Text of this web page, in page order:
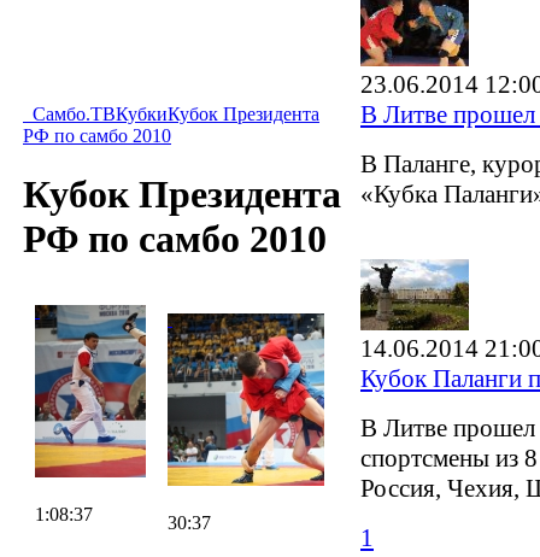
Самбо.ТВКубкиКубок Президента
РФ по самбо 2010
Кубок Президента
РФ по самбо 2010
1:08:37 30:37
23.06.2014
В Литве
В Паланге,
«Кубка
14.06.2014
Кубок
В Литве
спортсмены из
Россия, Чехия,
1